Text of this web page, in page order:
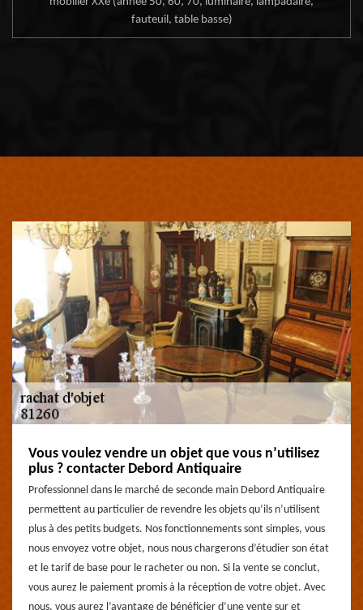
fauteuil, table basse)
Vous voulez vendre un objet que vous n’utilisez
plus ? contacter Debord Antiquaire
Professionnel dans le marché de seconde main Debord Antiquaire
permettent au particulier de revendre les objets qu’ils n’utilisent
plus à des petits budgets. Nos fonctionnements sont simples, vous
nous envoyez votre objet, nous nous chargerons d’étudier son état
et le tarif de base pour le racheter ou non. Si la vente se conclut,
vous aurez le paiement promis à la réception de votre objet. Avec
nous, vous aurez l’avantage de bénéficier d’une vente sur et